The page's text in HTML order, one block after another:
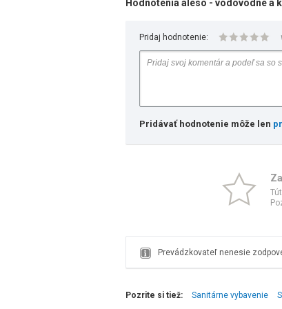
Hodnotenia aleso - vodovodné a
Pridaj hodnotenie:
Pridávať hodnotenie môže len
Prevádzkovateľ nenesie
Pozrite si tiež: Sanitárne vybavenie